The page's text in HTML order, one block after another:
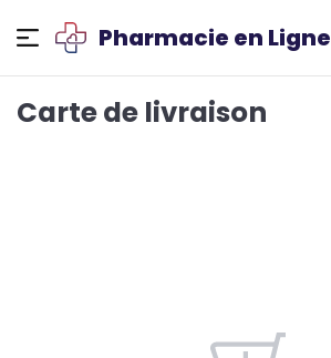
Pharmacie en Ligne
Carte de livraison